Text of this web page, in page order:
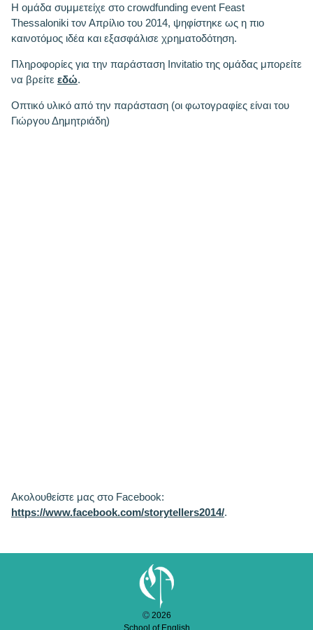
Η ομάδα συμμετείχε στο crowdfunding event Feast
Thessaloniki τον Απρίλιο του 2014, ψηφίστηκε ως η πιο
καινοτόμος ιδέα και εξασφάλισε χρηματοδότηση.
Πληροφορίες για την παράσταση Invitatio της ομάδας μπορείτε
να βρείτε εδώ.
Οπτικό υλικό από την παράσταση (οι φωτογραφίες είναι του
Γιώργου Δημητριάδη)
Ακολουθείστε μας στο Facebook:
https://www.facebook.com/storytellers2014/.
2026